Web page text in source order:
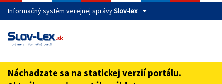
Informačný systém verejnej správySlov-lex
Táto stránka je zabezpečená
cez zabezpečenú webovú stránku verejnej správy SR.
Zabezpečená stránka vždy začína https:// pred názvom
Náchadzate sa na statickej verzií portálu.